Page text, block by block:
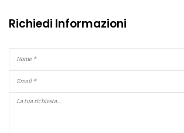
Richiedi Informazioni